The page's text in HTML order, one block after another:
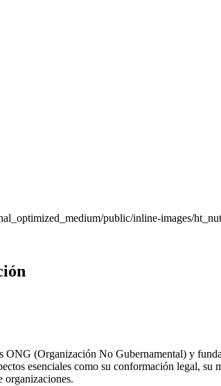
(Organización No Gubernamental) y
esenciales como su conformación legal,
organizaciones.